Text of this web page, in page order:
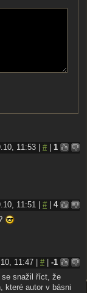
11:53 | #| 1
11:51 | #| 4
11:47 | #| -1
se snažil říct, že
které autor v básni